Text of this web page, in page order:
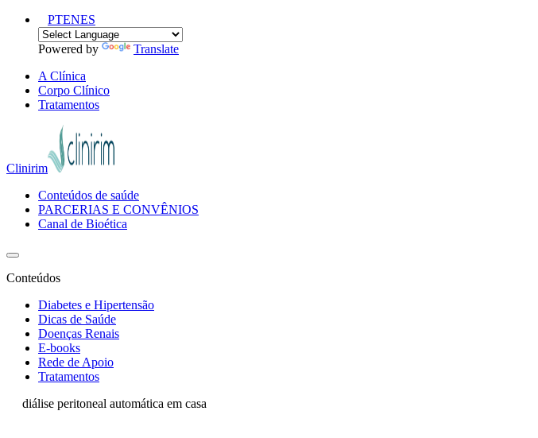
PTENES
Powered by
Translate
A Clínica
Corpo Clínico
Tratamentos
Clinirim
Conteúdos de saúde
PARCERIAS E CONVÊNIOS
Canal de Bioética
Conteúdos
Diabetes e Hipertensão
Dicas de Saúde
Doenças Renais
E-books
Rede de Apoio
Tratamentos
diálise peritoneal automática em casa